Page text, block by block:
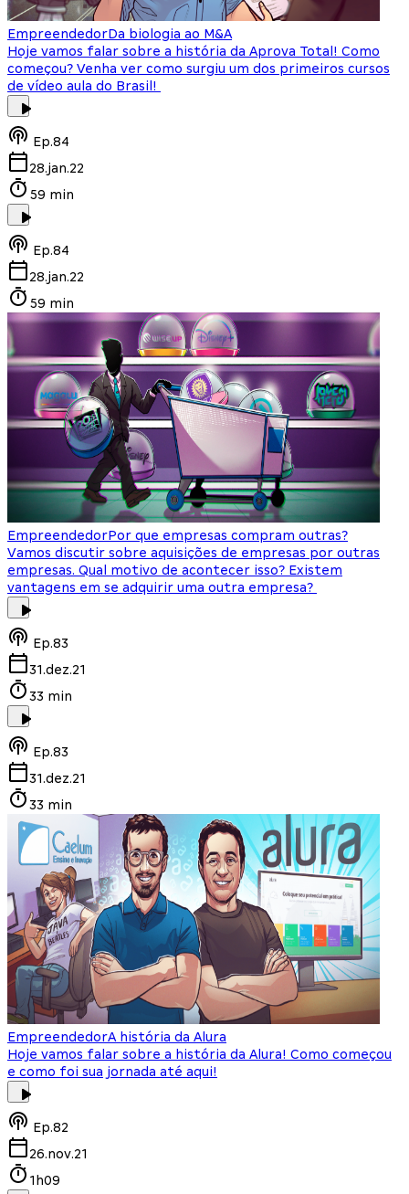
EmpreendedorDa biologia ao M&A
Hoje vamos falar sobre a história da Aprova Total! Como
começou? Venha ver como surgiu um dos primeiros cursos
de vídeo aula do Brasil!
Ep.84
28.jan.22
59 min
Ep.84
28.jan.22
59 min
EmpreendedorPor que empresas compram outras?
Vamos discutir sobre aquisições de empresas por outras
empresas. Qual motivo de acontecer isso? Existem
vantagens em se adquirir uma outra empresa?
Ep.83
31.dez.21
33 min
Ep.83
31.dez.21
33 min
EmpreendedorA história da Alura
Hoje vamos falar sobre a história da Alura! Como começou
e como foi sua jornada até aqui!
Ep.82
26.nov.21
1h09